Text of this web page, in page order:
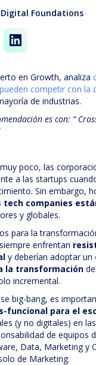
Digital Foundations
en Growth, analiza
competir con la
de industrias.
es con: “
poco, las
a las startups
Sin embargo,
tech companies
y globales.
para la
enfrentan
y deberían adoptar un
la transformación
incremental.
big-bang, es
funcional para el
(y no digitales) en
de equipos
Data, Marketing y
de Marketing.